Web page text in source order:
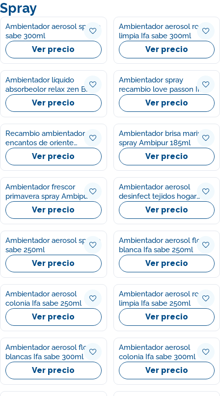
Spray
Ambientador aerosol spa Ifa
sabe 300ml
Ver precio
Ambientador aerosol ropa
limpia Ifa sabe 300ml
Ver precio
Ambientador líquido
absorbeolor relax zen Brise
300ml
Ver precio
Ambientador spray
recambio love passon Ifa
sabe 250mlVer precio
Recambio ambientador
encantos de oriente
Mayordomo 250ml
Ver precio
Ambientador brisa marina
spray Ambipur 185ml
Ver precio
Ambientador frescor
primavera spray Ambipur
185ml
Ver precio
Ambientador aerosol
desinfect tejidos hogar
Sanytol 250gVer precio
Ambientador aerosol spa Ifa
sabe 250ml
Ver precio
Ambientador aerosol flor
blanca Ifa sabe 250ml
Ver precio
Ambientador aerosol
colonia Ifa sabe 250ml
Ver precio
Ambientador aerosol ropa
limpia Ifa sabe 250ml
Ver precio
Ambientador aerosol flores
blancas Ifa sabe 300ml
Ver precio
Ambientador aerosol
colonia Ifa sabe 300ml
Ver precio